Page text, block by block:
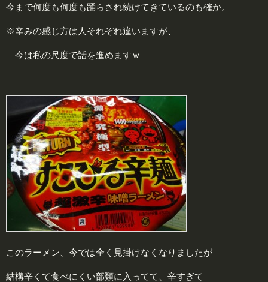
今まで何度も何度も踊らされ続けてきているのも確か。
※辛みの感じ方は人それぞれ違いますが、
今は私の尺度で話を進めますｗ
このラーメン、今では全く見掛けなくなりましたが
結構辛くて食べにくい部類に入ってて、辛すぎて